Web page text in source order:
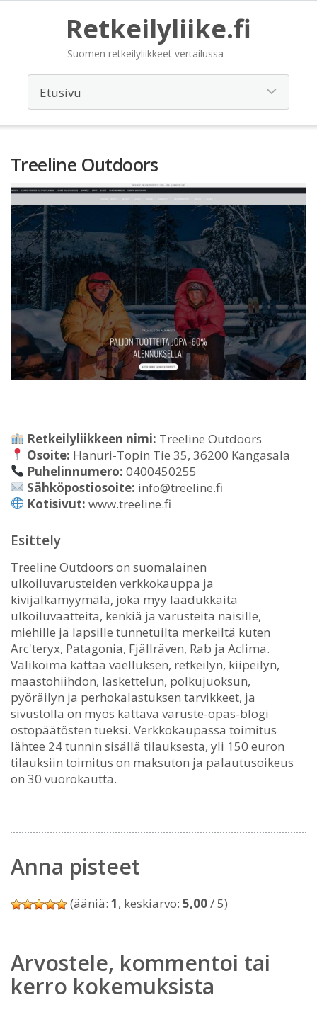
Retkeilyliike.fi
Suomen retkeilyliikkeet vertailussa
Treeline Outdoors
Retkeilyliikkeen nimi: Treeline Outdoors
Osoite: Hanuri-Topin Tie 35, 36200 Kangasala
Puhelinnumero: 0400450255
Sähköpostiosoite: info@treeline.fi
Kotisivut: www.treeline.fi
Esittely
Treeline Outdoors on suomalainen
ulkoiluvarusteiden verkkokauppa ja
kivijalkamyymälä, joka myy laadukkaita
ulkoiluvaatteita, kenkiä ja varusteita naisille,
miehille ja lapsille tunnetuilta merkeiltä kuten
Arc'teryx, Patagonia, Fjällräven, Rab ja Aclima.
Valikoima kattaa vaelluksen, retkeilyn, kiipeilyn,
maastohiihdon, laskettelun, polkujuoksun,
pyöräilyn ja perhokalastuksen tarvikkeet, ja
sivustolla on myös kattava varuste-opas-blogi
ostopäätösten tueksi. Verkkokaupassa toimitus
lähtee 24 tunnin sisällä tilauksesta, yli 150 euron
tilauksiin toimitus on maksuton ja palautusoikeus
on 30 vuorokautta.
Anna pisteet
(ääniä: 1, keskiarvo: 5,00/ 5)
Arvostele, kommentoi tai
kerro kokemuksista